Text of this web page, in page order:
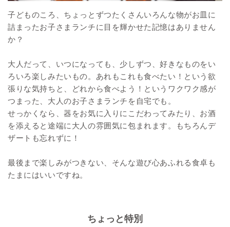
子どものころ、ちょっとずつたくさんいろんな物がお皿に
詰まったお子さまランチに目を輝かせた記憶はありません
か？
大人だって、いつになっても、少しずつ、好きなものをい
ろいろ楽しみたいもの。あれもこれも食べたい！という欲
張りな気持ちと、どれから食べよう！というワクワク感が
つまった、大人のお子さまランチを自宅でも。
せっかくなら、器をお気に入りにこだわってみたり、お酒
を添えると途端に大人の雰囲気に包まれます。もちろんデ
ザートも忘れずに！
最後まで楽しみがつきない、そんな遊び心あふれる食卓も
たまにはいいですね。
ちょっと特別